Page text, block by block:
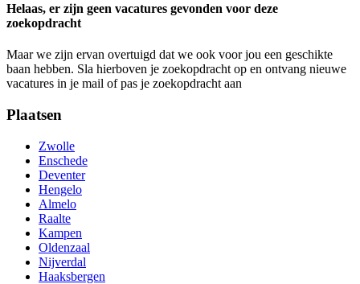
Helaas, er zijn geen vacatures gevonden voor deze
zoekopdracht
Maar we zijn ervan overtuigd dat we ook voor jou een geschikte
baan hebben. Sla hierboven je zoekopdracht op en ontvang nieuwe
vacatures in je mail of pas je zoekopdracht aan
Plaatsen
Zwolle
Enschede
Deventer
Hengelo
Almelo
Raalte
Kampen
Oldenzaal
Nijverdal
Haaksbergen